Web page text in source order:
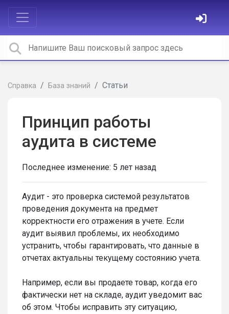
Справка База знаний Статьи
Принцип работы
аудита в системе
Последнее изменение: 5 лет назад
Аудит - это проверка системой результатов
проведения документа на предмет
корректности его отражения в учете. Если
аудит выявил проблемы, их необходимо
устранить, чтобы гарантировать, что данные в
отчетах актуальны текущему состоянию учета.
Например, если вы продаете товар, когда его
фактически нет на складе, аудит уведомит вас
об этом. Чтобы исправить эту ситуацию,